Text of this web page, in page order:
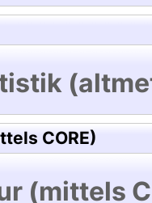
CORE)
(mittels